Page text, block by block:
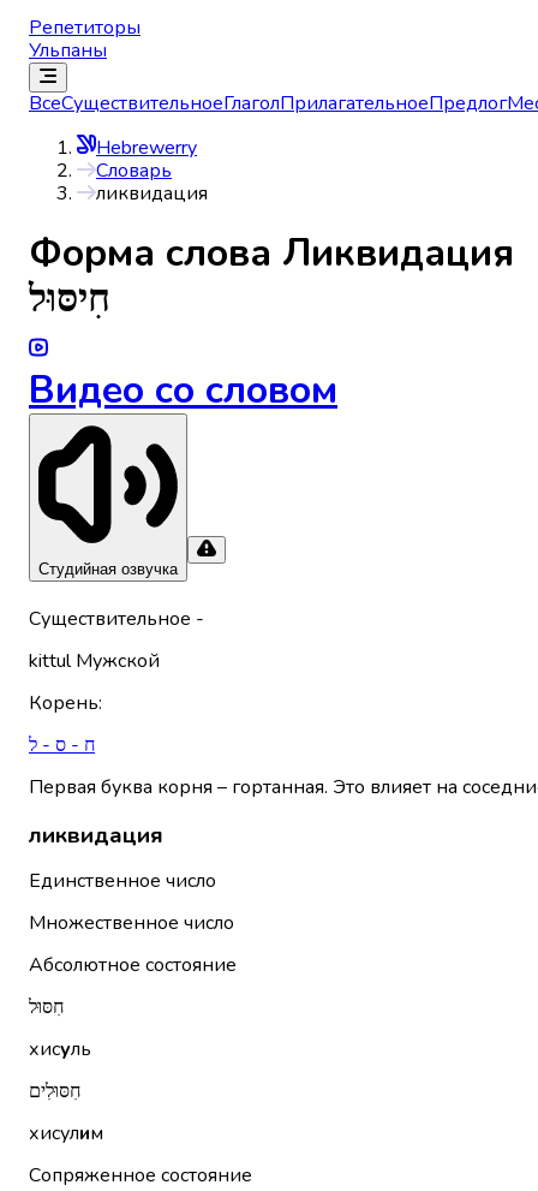
Репетиторы
Ульпаны
ВсеСуществительноеГлаголПрилагательноеПредлог
Hebrewerry
Словарь
ликвидация
Форма слова Ликвидация
חִיסּוּל
Видео со словом
Студийная озвучка
Существительное -
kittul Мужской
Корень:
ח - ס - ל
Первая буква корня – гортанная. Это влияет на
ликвидация
Единственное число
Множественное число
Абсолютное состояние
חִסּוּל
хисуль
חִסּוּלִים
хисулим
Сопряженное состояние